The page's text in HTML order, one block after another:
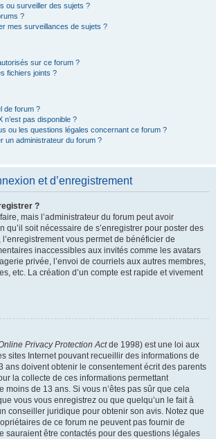
ou surveiller des sujets ?
?
mes surveillances de sujets ?
sur ce forum ?
fichiers joints ?
de forum ?
n’est pas disponible ?
ou les questions légales concernant ce forum ?
un administrateur du forum ?
et d’enregistrement
?
mais l’administrateur du forum peut avoir
qu’il soit nécessaire de s’enregistrer pour poster des
vous permet de bénéficier de
inaccessibles aux invités comme les avatars
privée, l’envoi de courriels aux autres membres,
etc. La création d’un compte est rapide et vivement
Privacy Protection Actde 1998) est une loi aux
sites Internet pouvant recueillir des informations de
ans doivent obtenir le consentement écrit des parents
la collecte de ces informations permettant
moins de 13 ans. Si vous n’êtes pas sûr que cela
vous vous enregistrez ou que quelqu’un le fait à
conseiller juridique pour obtenir son avis. Notez que
de ce forum ne peuvent pas fournir de
sauraient être contactés pour des questions légales